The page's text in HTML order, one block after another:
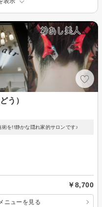
う）
を!!静かな隠れ家的サロンです♪
￥8,700
ニューを見る